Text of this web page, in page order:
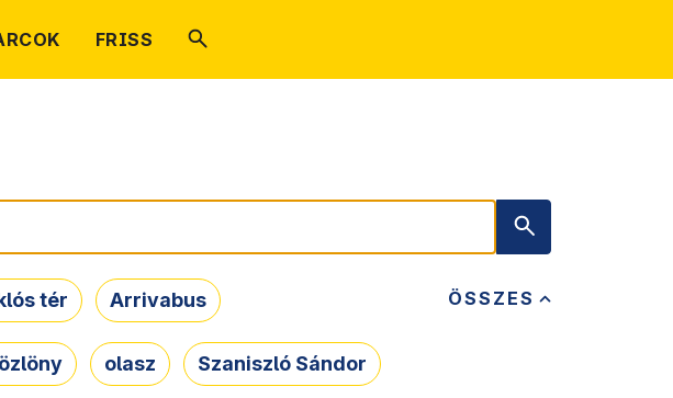
FRISS
ÖSSZES
tér Arrivabus
olasz Szaniszló Sándor